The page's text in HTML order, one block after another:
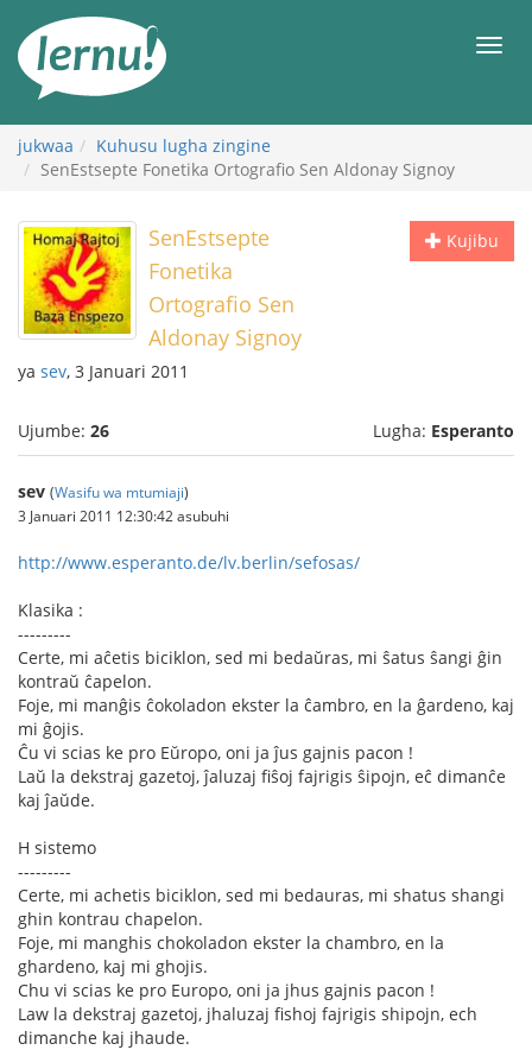
maudhui
jukwaa
Kuhusu lugha zingine
SenEstsepte Fonetika Ortografio Sen Aldonay Signoy
Kujibu
SenEstsepte
Fonetika
Ortografio Sen
Aldonay Signoy
ya sev, 3 Januari 2011
Ujumbe: 26 Lugha: Esperanto
sev (Wasifu wa mtumiaji)
3 Januari 2011 12:30:42 asubuhi
http://www.esperanto.de/lv.berlin/sefosas/
Klasika :
---------
Certe, mi aĉetis biciklon, sed mi bedaŭras, mi ŝatus ŝangi ĝin
kontraŭ ĉapelon.
Foje, mi manĝis ĉokoladon ekster la ĉambro, en la ĝardeno, kaj
mi ĝojis.
Ĉu vi scias ke pro Eŭropo, oni ja ĵus gajnis pacon !
Laŭ la dekstraj gazetoj, ĵaluzaj fiŝoj fajrigis ŝipojn, eĉ dimanĉe
kaj ĵaŭde.
H sistemo
---------
Certe, mi achetis biciklon, sed mi bedauras, mi shatus shangi
ghin kontrau chapelon.
Foje, mi manghis chokoladon ekster la chambro, en la
ghardeno, kaj mi ghojis.
Chu vi scias ke pro Europo, oni ja jhus gajnis pacon !
Law la dekstraj gazetoj, jhaluzaj fishoj fajrigis shipojn, ech
dimanche kaj jhaude.